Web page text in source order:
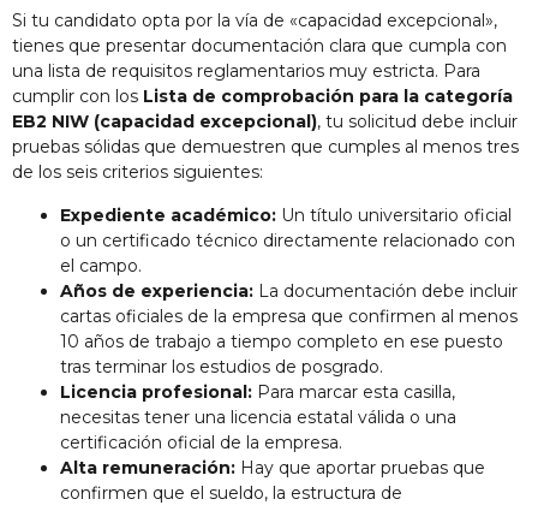
Si tu candidato opta por la vía de «capacidad excepcional»,
tienes que presentar documentación clara que cumpla con
una lista de requisitos reglamentarios muy estricta. Para
cumplir con los Lista de comprobación para la categoría
EB2 NIW (capacidad excepcional), tu solicitud debe incluir
pruebas sólidas que demuestren que cumples al menos tres
de los seis criterios siguientes:
Expediente académico: Un título universitario oficial
o un certificado técnico directamente relacionado con
el campo.
Años de experiencia: La documentación debe incluir
cartas oficiales de la empresa que confirmen al menos
10 años de trabajo a tiempo completo en ese puesto
tras terminar los estudios de posgrado.
Licencia profesional: Para marcar esta casilla,
necesitas tener una licencia estatal válida o una
certificación oficial de la empresa.
Alta remuneración: Hay que aportar pruebas que
confirmen que el sueldo, la estructura de